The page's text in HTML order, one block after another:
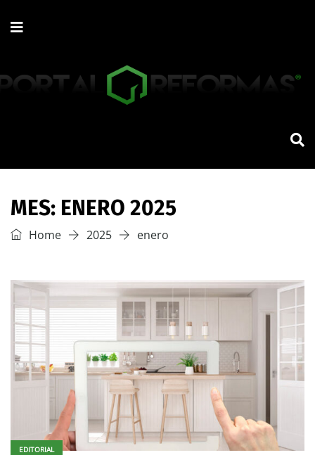
MES: ENERO 2025
Home 2025 enero
EDITORIAL